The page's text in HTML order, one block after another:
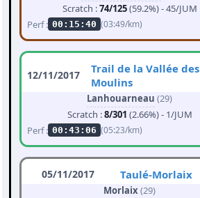
Scratch :74/125(59.2%) - 45/JUM
Perf : 00:15:40 (03:49/km)
12/11/2017
Trail de la Vallée des
Moulins
Lanhouarneau (29)
Scratch :8/301 (2.66%) - 1/JUM
Perf : 00:43:06 (05:23/km)
05/11/2017 Taulé-Morlaix
Morlaix(29)